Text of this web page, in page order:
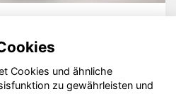
Cookies und ähnliche
zu gewährleisten und